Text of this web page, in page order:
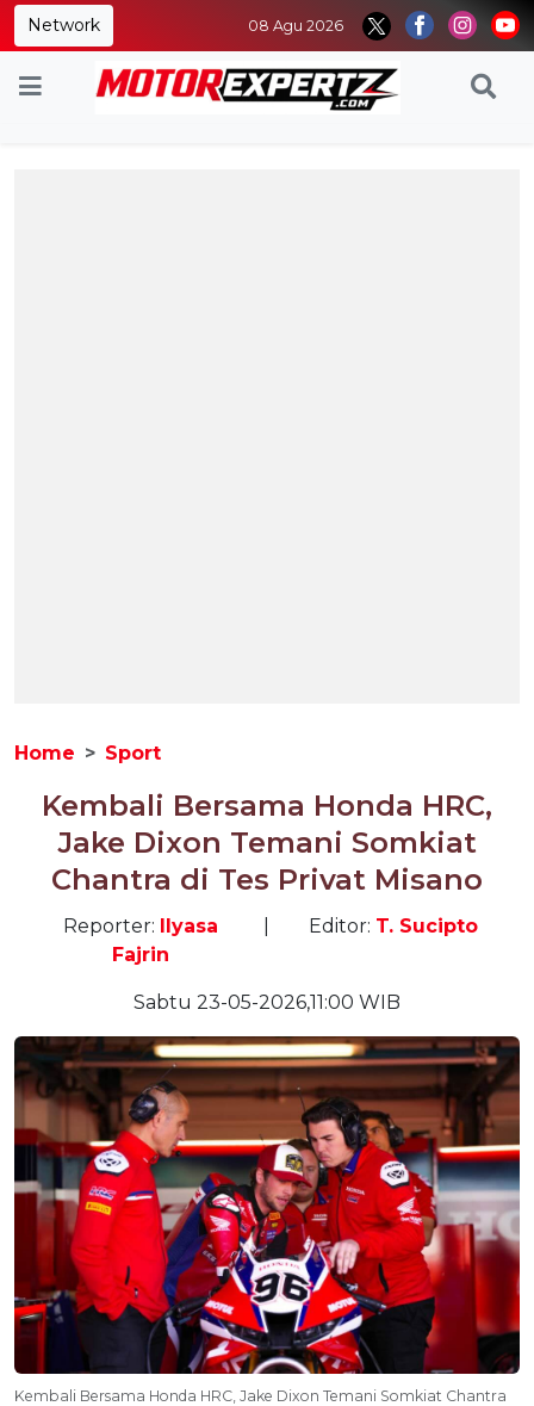
Network 08 Agu 2026
Home Sport
Kembali Bersama Honda HRC,
Jake Dixon Temani Somkiat
Chantra di Tes Privat Misano
Reporter: Ilyasa
Fajrin
Editor: T. Sucipto
Sabtu 23-05-2026,11:00 WIB
Kembali Bersama Honda HRC, Jake Dixon Temani Somkiat Chantra